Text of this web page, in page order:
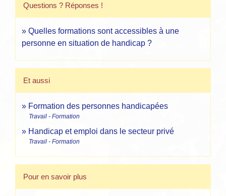
Questions ? Réponses !
Quelles formations sont accessibles à une
personne en situation de handicap ?
Et aussi
Formation des personnes handicapées
Travail - Formation
Handicap et emploi dans le secteur privé
Travail - Formation
Pour en savoir plus